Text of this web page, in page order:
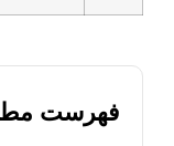
فهرست